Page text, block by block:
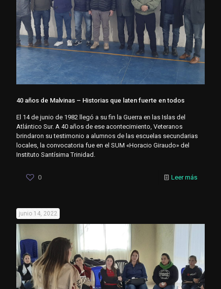
40 años de Malvinas – Historias que laten fuerte en todos
El 14 de junio de 1982 llegó a su fin la Guerra en las Islas del
Atlántico Sur. A 40 años de ese acontecimiento, Veteranos
brindaron su testimonio a alumnos de las escuelas secundarias
locales, la convocatoria fue en el SUM «Horacio Giraudo» del
Instituto Santísima Trinidad.
0 Leer más
junio 14, 2022